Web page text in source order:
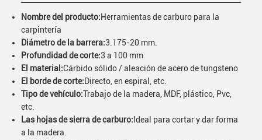
Nombre del producto:Herramientas de carburo para la
carpintería
Diámetro de la barrera:3.175-20 mm.
Profundidad de corte:3 a 100 mm
El material:Cárbido sólido / aleación de acero de tungsteno
El borde de corte:Directo, en espiral, etc.
Tipo de vehículo:Trabajo de la madera, MDF, plástico, Pvc,
etc.
Las hojas de sierra de carburo: Ideal para cortar y dar forma
a la madera.